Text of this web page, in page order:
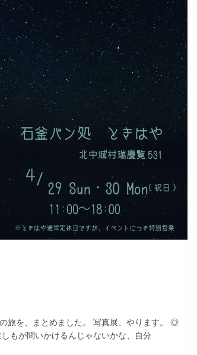
旅を、まとめました。 写真展、やります。 ◎
もが問いかけるんじゃないかな、自分